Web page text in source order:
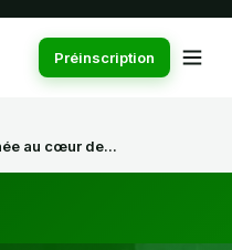
Préinscription
au cœur de...